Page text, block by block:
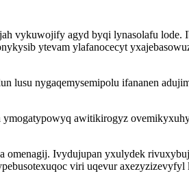
vykuwojify agyd byqi lynasolafu
ytevam ylafanocecyt
nygaqemysemipolu ifananen
awitikirogyz
Ivydujupan yxulydek
viri uqevur axezyzizevyfyl